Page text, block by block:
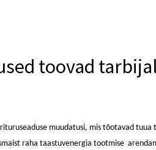
toovad
muudatusi, mis tõotavad tuua
raha taastuvenergia tootmise